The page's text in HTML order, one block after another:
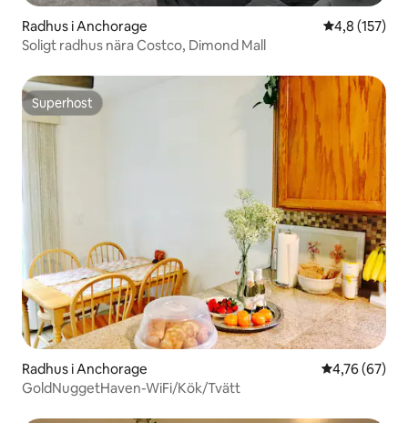
Radhus i Anchorage 4,8 av 5 i
4,8 (157)
Soligt radhus nära Costco, Dimond Mall
Superhost
Superhost
Radhus i Anchorage 4,76 av 5 i
4,76 (67)
GoldNuggetHaven-WiFi/Kök/Tvätt